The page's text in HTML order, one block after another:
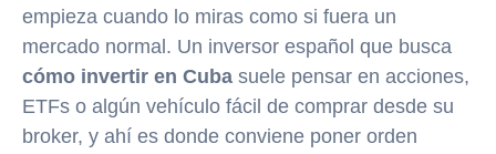
empieza cuando lo miras como si fuera un
mercado normal. Un inversor español que busca
cómo invertir en Cuba suele pensar en acciones,
ETFs o algún vehículo fácil de comprar desde su
broker, y ahí es donde conviene poner orden